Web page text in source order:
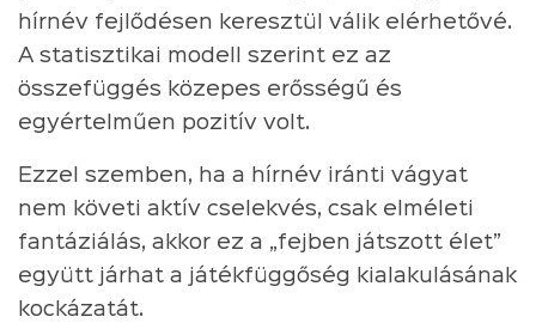
hírnév fejlődésen keresztül válik elérhetővé.
A statisztikai modell szerint ez az
összefüggés közepes erősségű és
egyértelműen pozitív volt.
Ezzel szemben, ha a hírnév iránti vágyat
nem követi aktív cselekvés, csak elméleti
fantáziálás, akkor ez a „fejben játszott élet”
együtt járhat a játékfüggőség kialakulásának
kockázatát.